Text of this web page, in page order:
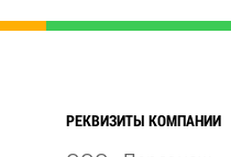
РЕКВИЗИТЫ КОМПАНИИ